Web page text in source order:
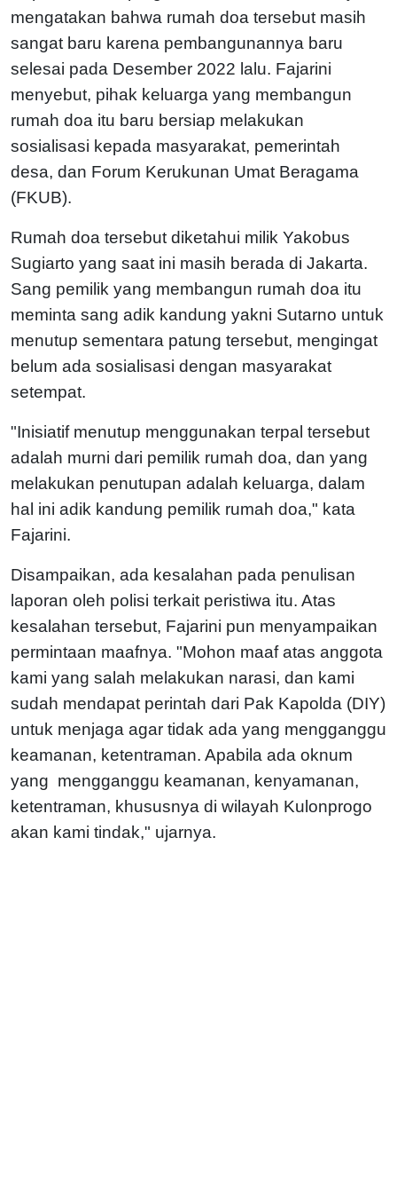
mengatakan bahwa rumah doa tersebut masih
sangat baru karena pembangunannya baru
selesai pada Desember 2022 lalu. Fajarini
menyebut, pihak keluarga yang membangun
rumah doa itu baru bersiap melakukan
sosialisasi kepada masyarakat, pemerintah
desa, dan Forum Kerukunan Umat Beragama
(FKUB).
Rumah doa tersebut diketahui milik Yakobus
Sugiarto yang saat ini masih berada di Jakarta.
Sang pemilik yang membangun rumah doa itu
meminta sang adik kandung yakni Sutarno untuk
menutup sementara patung tersebut, mengingat
belum ada sosialisasi dengan masyarakat
setempat.
"Inisiatif menutup menggunakan terpal tersebut
adalah murni dari pemilik rumah doa, dan yang
melakukan penutupan adalah keluarga, dalam
hal ini adik kandung pemilik rumah doa," kata
Fajarini.
Disampaikan, ada kesalahan pada penulisan
laporan oleh polisi terkait peristiwa itu. Atas
kesalahan tersebut, Fajarini pun menyampaikan
permintaan maafnya. "Mohon maaf atas anggota
kami yang salah melakukan narasi, dan kami
sudah mendapat perintah dari Pak Kapolda (DIY)
untuk menjaga agar tidak ada yang mengganggu
keamanan, ketentraman. Apabila ada oknum
yang mengganggu keamanan, kenyamanan,
ketentraman, khususnya di wilayah Kulonprogo
akan kami tindak," ujarnya.